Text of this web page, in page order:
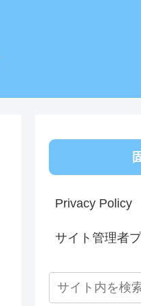
Privacy Policy
サイト管理者